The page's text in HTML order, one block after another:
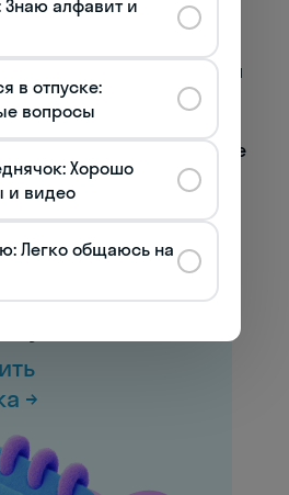
временных форм
для рассказа о
действий,
используйте
présent). Если же вы
прошедшем
время (le passé
→
Знаю алфавит и
в отпуске:
вопросы
Хорошо
и видео
Легко общаюсь на